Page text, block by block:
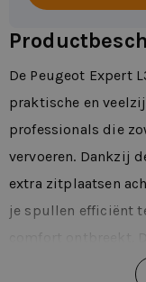
De Peugeot Expert
praktische en
professionals die
vervoeren. Dankzij
extra zitplaatsen
je spullen efficiënt
van een ruime